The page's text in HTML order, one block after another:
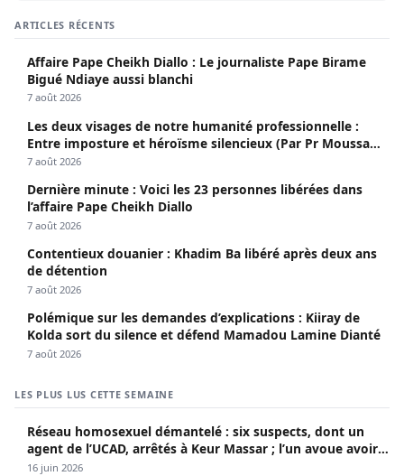
ARTICLES RÉCENTS
Affaire Pape Cheikh Diallo : Le journaliste Pape Birame
Bigué Ndiaye aussi blanchi
7 août 2026
Les deux visages de notre humanité professionnelle :
Entre imposture et héroïsme silencieux (Par Pr Moussa
Seydi)
7 août 2026
Dernière minute : Voici les 23 personnes libérées dans
l’affaire Pape Cheikh Diallo
7 août 2026
Contentieux douanier : Khadim Ba libéré après deux ans
de détention
7 août 2026
Polémique sur les demandes d’explications : Kiiray de
Kolda sort du silence et défend Mamadou Lamine Dianté
7 août 2026
LES PLUS LUS CETTE SEMAINE
Réseau homosexuel démantelé : six suspects, dont un
agent de l’UCAD, arrêtés à Keur Massar ; l’un avoue avoir
propagé le VIH depuis 2018
16 juin 2026